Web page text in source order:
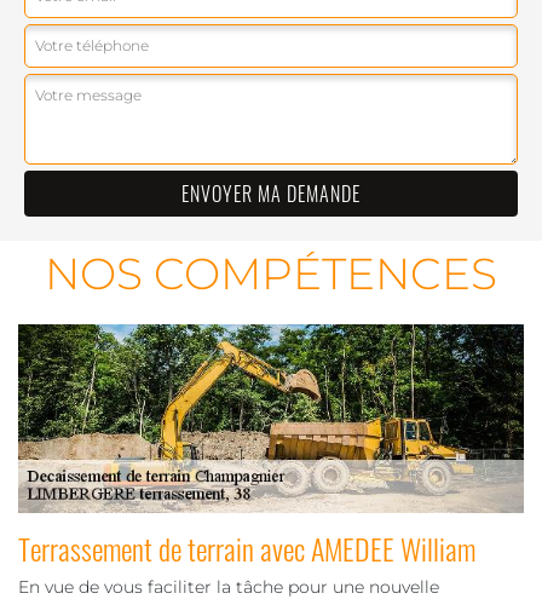
NOS COMPÉTENCES
Terrassement de terrain avec AMEDEE William
En vue de vous faciliter la tâche pour une nouvelle